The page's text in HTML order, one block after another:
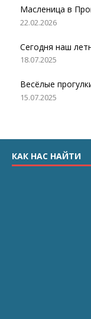
Масленица в
22.02.2026
Сегодня наш
18.07.2025
Весёлые
15.07.2025
КАК НАС НАЙТИ